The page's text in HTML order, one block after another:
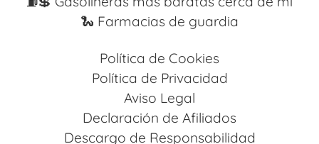
🐍 Farmacias de guardia
Política de Cookies
Política de Privacidad
Aviso Legal
Declaración de Afiliados
Descargo de Responsabilidad